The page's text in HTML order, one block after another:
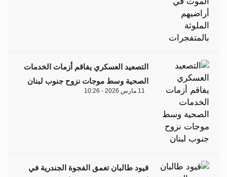
التصعيد العسكري يفاقم أزمات الخدمات
الصحية وسط موجات نزوح جنوب لبنان
11 مارس 2026 - 10:26
قيود طالبان تعمق الفجوة الجندرية في